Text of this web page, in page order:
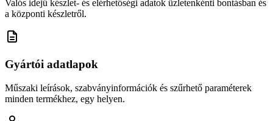
Valós idejű készlet- és elérhetőségi adatok üzletenkénti bontásban és
a központi készletről.
Gyártói adatlapok
Műszaki leírások, szabványinformációk és szűrhető paraméterek
minden termékhez, egy helyen.